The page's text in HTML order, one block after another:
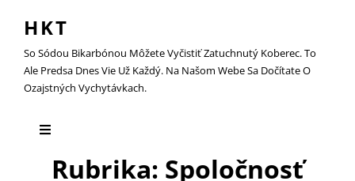
HKT
So Sódou Bikarbónou Môžete Vyčistiť Zatuchnutý Koberec. To
Ale Predsa Dnes Vie Už Každý. Na Našom Webe Sa Dočítate O
Ozajstných Vychytávkach.
Rubrika: Spoločnosť